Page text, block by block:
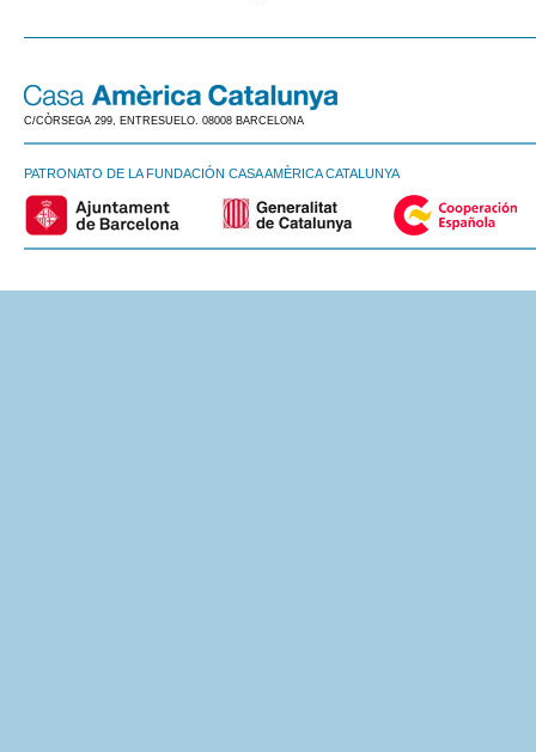
C/CÒRSEGA 299, ENTRESUELO. 08008 BARCELONA
PATRONATO DE LA FUNDACIÓN CASA AMÈRICA CATALUNYA